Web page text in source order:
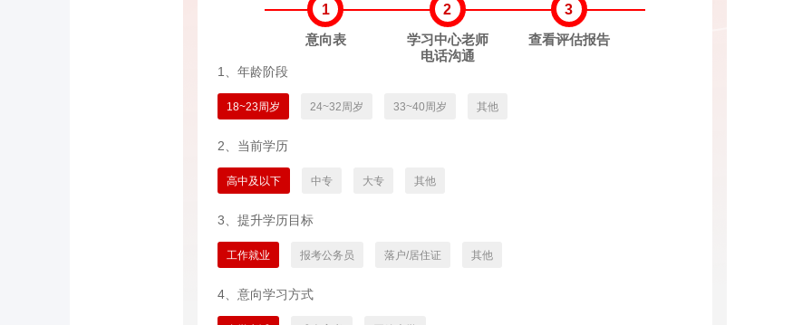
1
意向表
2
学习中心老师
电话沟通
3
查看评估报告
1、年龄阶段
18~23周岁 24~32周岁 33~40周岁 其他
2、当前学历
高中及以下 中专 大专 其他
3、提升学历目标
工作就业 报考公务员 落户/居住证 其他
4、意向学习方式